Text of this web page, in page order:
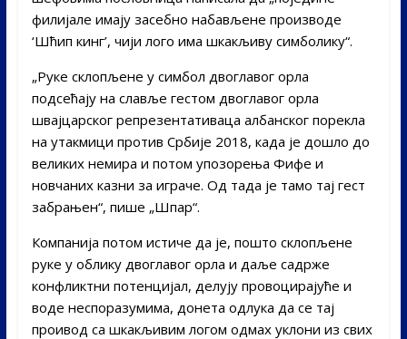
филијале имају засебно набављене производе
‘Шћип кинг’, чији лого има шкакљиву симболику“.
„Руке склопљене у симбол двоглавог орла
подсећају на славље гестом двоглавог орла
швајцарског репрезентативаца албанског порекла
на утакмици против Србије 2018, када је дошло до
великих немира и потом упозорења Фифе и
новчаних казни за играче. Од тада је тамо тај гест
забрањен“, пише „Шпар“.
Компанија потом истиче да је, пошто склопљене
руке у облику двоглавог орла и даље садрже
конфликтни потенцијал, делују провоцирајуће и
воде неспоразумима, донета одлука да се тај
проивод са шкакљивим логом одмах уклони из свих